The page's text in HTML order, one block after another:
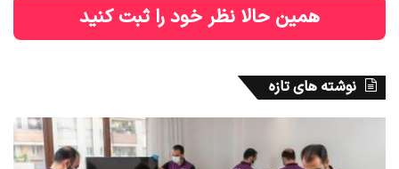
همین حالا نظر خود را ثبت کنید
نوشته های تازه